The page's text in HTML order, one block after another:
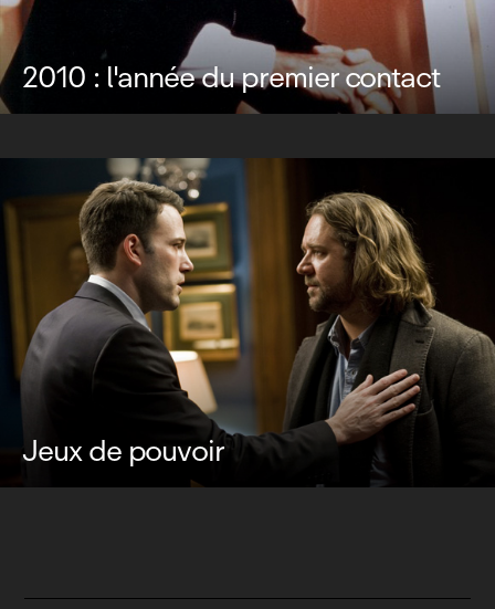
2010 : l'année du premier contact
Jeux de pouvoir